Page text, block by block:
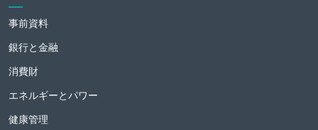
事前資料
銀行と金融
消費財
エネルギーとパワー
健康管理